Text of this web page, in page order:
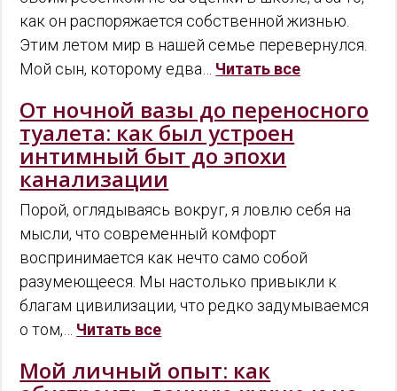
как он распоряжается собственной жизнью.
Этим летом мир в нашей семье перевернулся.
Мой сын, которому едва… Читать все
От ночной вазы до переносного
туалета: как был устроен
интимный быт до эпохи
канализации
Порой, оглядываясь вокруг, я ловлю себя на
мысли, что современный комфорт
воспринимается как нечто само собой
разумеющееся. Мы настолько привыкли к
благам цивилизации, что редко задумываемся
о том,… Читать все
Мой личный опыт: как